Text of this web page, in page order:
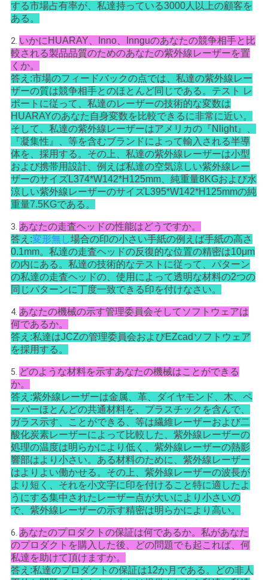
する市場占有率が、私達持っている3000人以上の顧客を
ある。
2. いかにHUARAY、Inno、Innguのあなたの競争相手と比
較される製品品質のためのあなたの紫外線レーザーを置
くか。
答え:市場のフィードバックの点では、私達の紫外線レー
ザーの質は競争相手とのほとんど同じである。テスト レ
ポートに従って、私達のレーザーの技術的な変数は
HUARAYのあなた自身変数を比較できるに非常に近い。
そして、私達の紫外線レーザーはアメリカの『Nlight』、
『凝集性』、等を含むブランドによって輸入される半導
体を、採用する。その上、私達の紫外線レーザーは小型
および携帯用設計、例えば私達の空気涼しい紫外線レー
ザーのサイズL374*W142*H125mm、純重量8KGおよび水
涼しい紫外線レーザーのサイズL395*W142*H125mmの純
重量7.5KGである。
3. あなたの走査ヘッドの性能はどうですか。
答え:変形無し場合の印の小さい手紙の例えば手紙の高さ
0.1mm。私達の走査ヘッドの反復的な位置の精密は10μm
の内にある。私達の技術的なテストに従って、パターン
の私達の走査ヘッドの、使用によって透明な材料の2つの
同じパターンに丁度一致できる印を付けなさい。
4. あなたの機械の示す管理委員会そしてソフトウェアは
何であるか。
答え:私達はJCZの管理委員会およびEZcadソフトウェア
を採用する。
5. どのような材料を示すあなたの機械はことができる
か。
答え:紫外線レーザーは金属、革、ダイヤモンド、木、ペ
ーパーほとんどの共通材料を、プラスチックを含んで、
ガラス示す、ことができる、等は繊維レーザーおよび二
酸化炭素レーザーによって比較した、紫外線レーザーの
処理の温度は明らかにより低く、紫外線レーザーの熱影
響部はより小さい。ある材料のために、紫外線レーザー
はよりよい働かせる。その上、紫外線レーザーの波長が
より短く、それを小文字に印を付けること特に適したよ
うにする集中されたレーザー点が大いにより小さいの
で、紫外線レーザーの示す精密は明らかにより高い。
6. あなたのプロダクトの保証は何であるか。私があなた
のプロダクトを購入した後、どの問題でも起これば、何
私達を助けて頂けますか。
答え:私達のプロダクトの保証は12か月である。どの非人